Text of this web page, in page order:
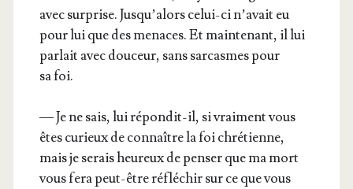
avec sur­prise. Jus­qu’a­lors celui-ci n’a­vait eu
pour lui que des menaces. Et main­te­nant, il lui
par­lait avec dou­ceur, sans sar­casmes pour
sa foi.
— Je ne sais, lui répon­dit-il, si vrai­ment vous
êtes curieux de connaître la foi chré­tienne,
mais je serais heu­reux de pen­ser que ma mort
vous fera peut-être réflé­chir sur ce que vous